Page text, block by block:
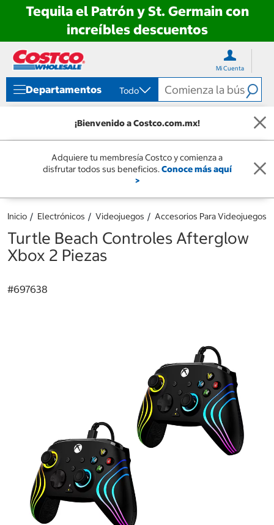
Tequila el Patrón y St. Germain con
increíbles descuentos
directo
contenido
directo
menú
navegación
Mi Cuenta
Departamentos Todo
¡Bienvenido a Costco.com.mx!
Adquiere tu membresía Costco y comienza a
disfrutar todos sus beneficios.Conoce más aquí
>
Inicio Electrónicos Videojuegos Accesorios Para Videojuegos
Turtle Beach Controles Afterglow
Xbox 2 Piezas
#697638